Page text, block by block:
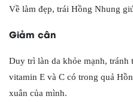
Về làm đẹp, trái Hồng Nhung
Giảm cân
Duy trì làn da khỏe mạnh, tránh
vitamin E và C có trong quả
xuân của mình.